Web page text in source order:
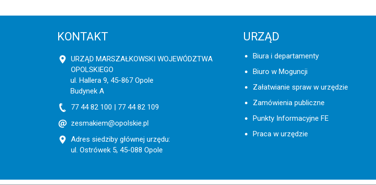
KONTAKT
URZĄD MARSZAŁKOWSKI WOJEWÓDZTWA
OPOLSKIEGO
ul. Hallera 9, 45-867 Opole
Budynek A
77 44 82 100 | 77 44 82 109
zesmakiem@opolskie.pl
Adres siedziby głównej urzędu:
ul. Ostrówek 5, 45-088 Opole
URZĄD
Biura i departamenty
Biuro w Moguncji
Załatwianie spraw w urzędzie
Zamówienia publiczne
Punkty Informacyjne FE
Praca w urzędzie